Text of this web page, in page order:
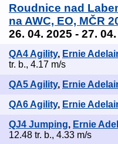
Roudnice nad
na AWC, EO, MČR
26. 04. 2025 - 27.
QA4 Agility, Ernie
tr. b., 4.17 m/s
QA5 Agility, Ernie
QA6 Agility, Ernie
QJ4 Jumping, Ernie
12.48 tr. b., 4.33 m/s